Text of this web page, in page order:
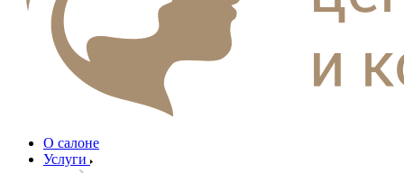
О салоне
Услуги